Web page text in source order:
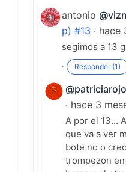
antonio
p) #13 · hace
segimos a 13
· Responder (1)
@patriciarojo
· hace 3
A por el 13...
que va a ver
bote no o
trompezon